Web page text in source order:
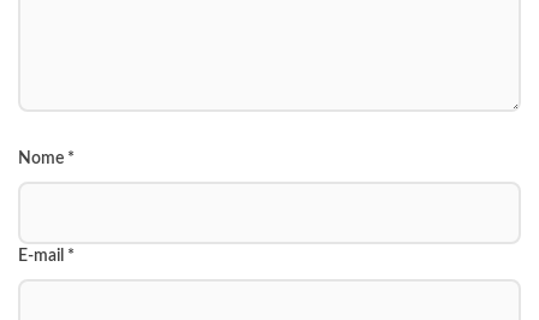
Nome *
E-mail *